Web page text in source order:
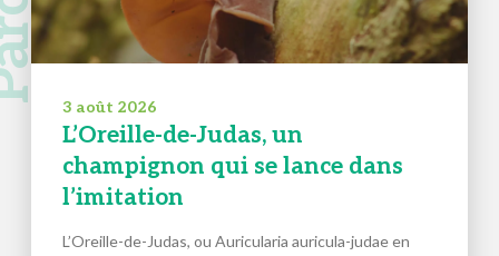
3 août 2026
L’Oreille-de-Judas, un
champignon qui se lance dans
l’imitation
L’Oreille-de-Judas, ou Auricularia auricula-judae en